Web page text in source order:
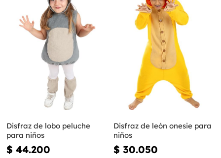
Disfraz de lobo peluche
para niños
$ 44.200
Disfraz de león onesie para
niños
$ 30.050